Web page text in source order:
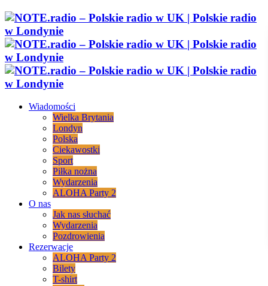
Wiadomości
Wielka Brytania
Londyn
Polska
Ciekawostki
Sport
Piłka nożna
Wydarzenia
ALOHA Party 2
O nas
Jak nas słuchać
Wydarzenia
Pozdrowienia
Rezerwacje
ALOHA Party 2
Bilety
T-shirt